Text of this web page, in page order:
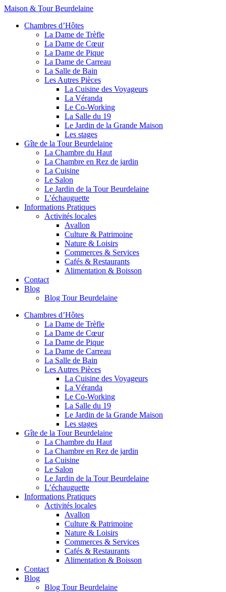
Maison & Tour Beurdelaine
Chambres d’Hôtes
La Dame de Trèfle
La Dame de Cœur
La Dame de Pique
La Dame de Carreau
La Salle de Bain
Les Autres Pièces
La Cuisine des Voyageurs
La Véranda
Le Co-Working
La Salle du 19
Le Jardin de la Grande Maison
Les stages
Gîte de la Tour Beurdelaine
La Chambre du Haut
La Chambre en Rez de jardin
La Cuisine
Le Salon
Le Jardin de la Tour Beurdelaine
L’échauguette
Informations Pratiques
Activités locales
Avallon
Culture & Patrimoine
Nature & Loisirs
Commerces & Services
Cafés & Restaurants
Alimentation & Boisson
Contact
Blog
Blog Tour Beurdelaine
Chambres d’Hôtes
La Dame de Trèfle
La Dame de Cœur
La Dame de Pique
La Dame de Carreau
La Salle de Bain
Les Autres Pièces
La Cuisine des Voyageurs
La Véranda
Le Co-Working
La Salle du 19
Le Jardin de la Grande Maison
Les stages
Gîte de la Tour Beurdelaine
La Chambre du Haut
La Chambre en Rez de jardin
La Cuisine
Le Salon
Le Jardin de la Tour Beurdelaine
L’échauguette
Informations Pratiques
Activités locales
Avallon
Culture & Patrimoine
Nature & Loisirs
Commerces & Services
Cafés & Restaurants
Alimentation & Boisson
Contact
Blog
Blog Tour Beurdelaine